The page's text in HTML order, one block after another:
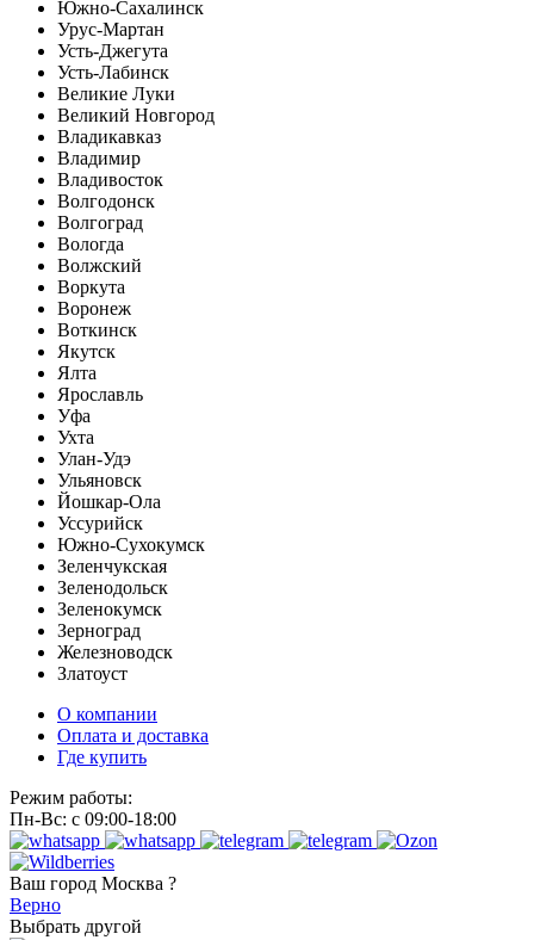
Южно-Сахалинск
Урус-Мартан
Усть-Джегута
Усть-Лабинск
Великие Луки
Великий Новгород
Владикавказ
Владимир
Владивосток
Волгодонск
Волгоград
Вологда
Волжский
Воркута
Воронеж
Воткинск
Якутск
Ялта
Ярославль
Уфа
Ухта
Улан-Удэ
Ульяновск
Йошкар-Ола
Уссурийск
Южно-Сухокумск
Зеленчукская
Зеленодольск
Зеленокумск
Зерноград
Железноводск
Златоуст
О компании
Оплата и доставка
Где купить
Режим работы:
Пн-Вс: с 09:00-18:00
Ваш город Москва ?
Верно
Выбрать другой